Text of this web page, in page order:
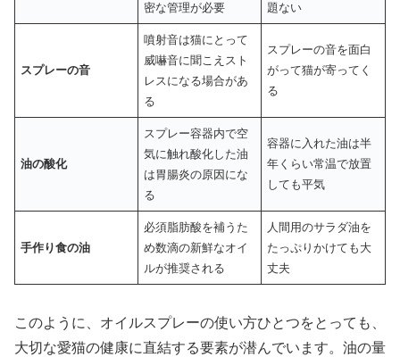
密な管理が必要
題ない
スプレーの音
噴射音は猫にとって
威嚇音に聞こえスト
レスになる場合があ
る
スプレーの音を面白
がって猫が寄ってく
る
油の酸化
スプレー容器内で空
気に触れ酸化した油
は胃腸炎の原因にな
る
容器に入れた油は半
年くらい常温で放置
しても平気
手作り食の油
必須脂肪酸を補うた
め数滴の新鮮なオイ
ルが推奨される
人間用のサラダ油を
たっぷりかけても大
丈夫
このように、オイルスプレーの使い方ひとつをとっても、
大切な愛猫の健康に直結する要素が潜んでいます。油の量